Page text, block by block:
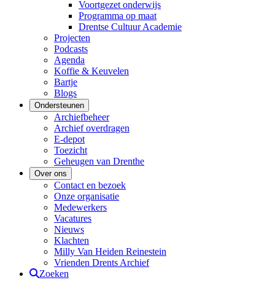
Voortgezet onderwijs
Programma op maat
Drentse Cultuur Academie
Projecten
Podcasts
Agenda
Koffie & Keuvelen
Bartje
Blogs
Ondersteunen
Archiefbeheer
Archief overdragen
E-depot
Toezicht
Geheugen van Drenthe
Over ons
Contact en bezoek
Onze organisatie
Medewerkers
Vacatures
Nieuws
Klachten
Milly Van Heiden Reinestein
Vrienden Drents Archief
Zoeken